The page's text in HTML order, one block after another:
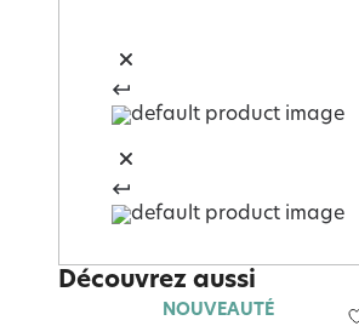
Découvrez aussi
NOUVEAUTÉ